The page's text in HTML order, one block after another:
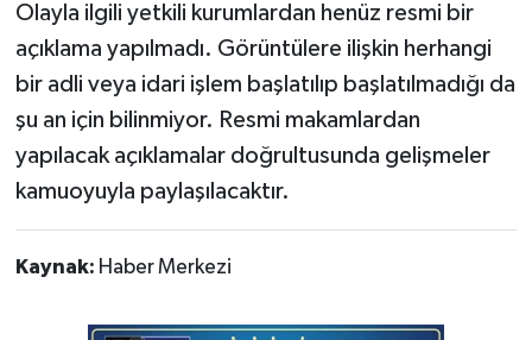
Olayla ilgili yetkili kurumlardan henüz resmi bir
açıklama yapılmadı. Görüntülere ilişkin herhangi
bir adli veya idari işlem başlatılıp başlatılmadığı da
şu an için bilinmiyor. Resmi makamlardan
yapılacak açıklamalar doğrultusunda gelişmeler
kamuoyuyla paylaşılacaktır.
Kaynak: Haber Merkezi